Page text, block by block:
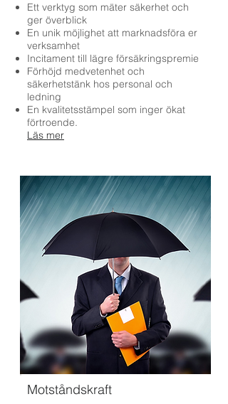
Ett verktyg som mäter säkerhet och
ger överblick
En unik möjlighet att marknadsföra er
verksamhet
Incitament till lägre försäkringspremie
Förhöjd medvetenhet och
säkerhetstänk hos personal och
ledning
En kvalitetsstämpel som inger ökat
förtroende.
Läs mer
Motståndskraft